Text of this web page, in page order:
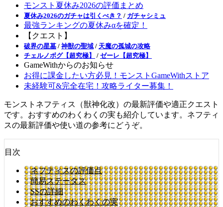
モンスト夏休み2026の評価まとめ
夏休み2026のガチャは引くべき？ / ガチャシミュ
最強ランキングの夏休みαを確定！
【クエスト】
破界の星墓 / 神獣の聖域 / 天魔の孤城の攻略
チェルノボグ【超究極】
/ ゼーレ【超究極】
GameWithからのお知らせ
お得に課金したい方必見！モンストGameWithストア
未経験可&完全在宅！攻略ライター募集！
モンストネフティス（獣神化改）の最新評価や適正クエスト
です。おすすめのわくわくの実も紹介しています。ネフティ
スの最新評価や使い道の参考にどうぞ。
目次
ネフティスの評価点
簡易ステータス
SSの詳細
おすすめのわくわくの実